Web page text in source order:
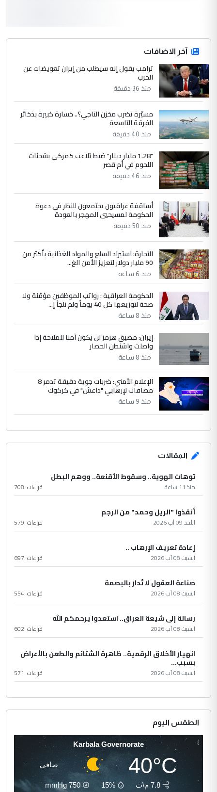
صلاح مهدي حسن
التعليق : صلاح مهدي حسن ...
الموضوع :
هيئة الحج تصدر قرارا يخص "لم الشمل"
وتعديل استمارة قرعة الحج
صلاح مهدي حسن
التعليق : صلاح مهدي حسن ...
الموضوع :
هيئة الحج تصدر قرارا يخص "لم الشمل"
وتعديل استمارة قرعة الحج
آخر الاضافات
ترامب يقول إنه سيطلب من إيران تعويضات عن
الحرب
منذ 36 دقيقة
مسيّرة تضرب مخزن التاجي؟.. خسارة كبيرة بذخائر
الفرقة التاسعة
منذ 40 دقيقة
"1.28 مليار دينار" ضبط تلاعب كمركي بشحنات
اللحوم في أم قصر
منذ 46 دقيقة
أساقفة عراقيون يجتمعون للنظر في دعوة
الحكومة لمسيحيي المهجر بالعودة
منذ 50 دقيقة
التجارة: استيراد السلع والمواد الغذائية بأكثر من
90 مليار دولار لتعزيز الأمن الغ...
منذ 6 ساعة
الحكومة العراقية : رواتب الموظفين مؤمّنة ولا
صحة لتوزيعها كل 40 يوماً ولم نلجأ إ...
منذ 8 ساعة
إيران: مضيق هرمز لن يكون آمنا للملاحة إذا
واصلت واشنطن الحصار
منذ 8 ساعة
الإعلام الأمني: ضربات جوية دقيقة تدمر 8
مضافات لإرهابي "داعش" في كركوك
منذ 9 ساعة
المقالات
توهات الهوية.. وسقوط الأقنعة.. ووهم البطل
منذ 11 ساعة قراءات :708
أنقذوا "الريل وحمد" من الرجم
الأحد 09 آب 2026 قراءات :579
إعادة تعريف الإرهاب ..
السبت 08 آب 2026 قراءات :697
صناعة العقول لا تُدار بالبصمة
السبت 08 آب 2026 قراءات :554
رسالة إلى شيعة العراق.. استعدوا يرحمكم الله
السبت 08 آب 2026 قراءات :602
انهيار الأخلاق الرقمية.. ظاهرة الشتائم والطعن بالأعراض
بسبب...
السبت 08 آب 2026 قراءات :571
الطقس اليوم
Karbala Governorate
40°C صافي
7.8 م\ث 15%
750
mmHg